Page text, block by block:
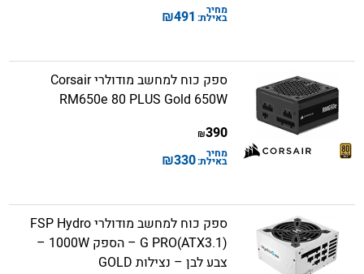
מחיר
באילת: 491
₪
ספק כוח למחשב מודולרי Corsair
RM650e 80 PLUS Gold 650W
390
₪
מחיר
באילת:330
₪
ספק כוח למחשב מודולרי FSP Hydro
G PRO(ATX3.1) – הספק 1000W –
צבע לבן – נצילות GOLD